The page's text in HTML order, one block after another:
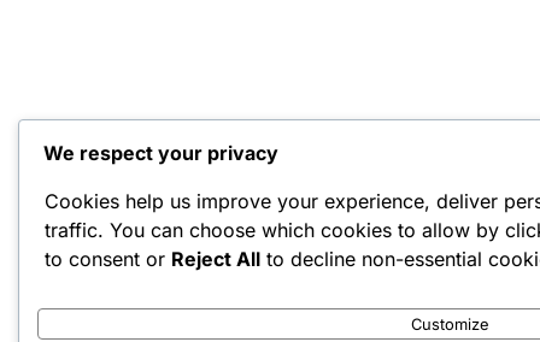
We respect your privacy
Cookies help us improve your experience, deliver
traffic. You can choose which cookies to allow by
to consent or Reject All to decline non-essential
Customize